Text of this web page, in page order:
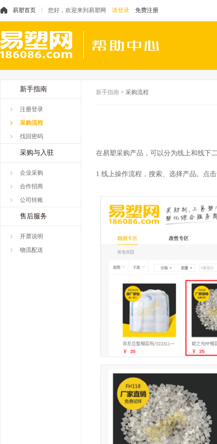
易塑首页 您好，欢迎来到易塑网 请登录 免费注册
新手指南
注册登录
采购流程
找回密码
采购与入驻
企业采购
合作招商
公司转账
售后服务
开票说明
物流配送
新手指南 > 采购流程
在易塑采购产品，可以分为线上和线下
1.线上操作流程，搜索、选择产品。点